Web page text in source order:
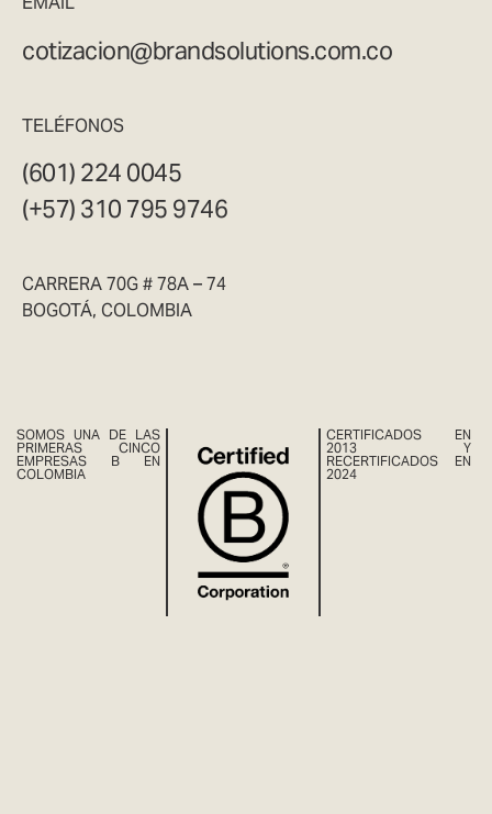
cotizacion@brandsolutions.com.co
TELÉFONOS
(601) 224 0045
(+57) 310 795 9746
CARRERA 70G # 78A – 74
BOGOTÁ, COLOMBIA
SOMOS UNA DE LAS
PRIMERAS CINCO
EMPRESAS B EN
COLOMBIA
CERTIFICADOS EN
2013 Y
RECERTIFICADOS EN
2024